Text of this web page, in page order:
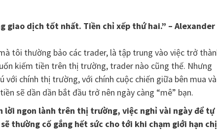
giao dịch tốt nhất. Tiền chỉ xếp thứ hai.” – Alexander
tôi thường bảo các trader, là tập trung vào việc trở
kiếm tiền trên thị trường, trader nào cũng thế. Nhưng
chính thị trường, với chính cuộc chiến giữa bên mua và
sẽ dần dần bắt đầu trở nên ngày càng “mê” bạn.
lời ngon lành trên thị trường, việc nghỉ vài ngày để tự
thường cố gắng hết sức cho tới khi chạm giới hạn